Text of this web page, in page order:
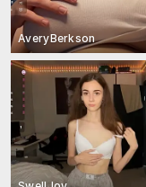
AveryBerkson